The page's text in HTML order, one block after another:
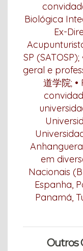
Biológica
Ex-
SP
geral e
道学院;
em
Nacionais
Espanha,
Panamá,
Outros